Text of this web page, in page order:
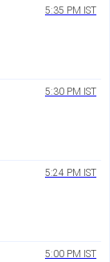
5:35 PM IST
5:30 PM IST
5:24 PM IST
5:00 PM IST